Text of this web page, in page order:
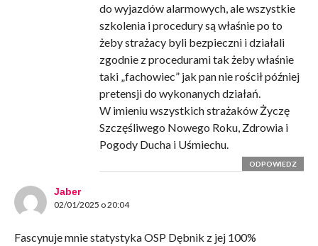
do wyjazdów alarmowych, ale wszystkie
szkolenia i procedury są właśnie po to
żeby strażacy byli bezpieczni i działali
zgodnie z procedurami tak żeby właśnie
taki „fachowiec” jak pan nie rościł później
pretensji do wykonanych działań.
W imieniu wszystkich strażaków Życzę
Szczęśliwego Nowego Roku, Zdrowia i
Pogody Ducha i Uśmiechu.
ODPOWIEDZ
Jaber
02/01/2025 o 20:04
Fascynuje mnie statystyka OSP Dębnik z jej 100%